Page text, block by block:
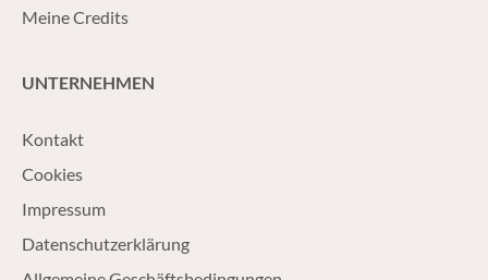
Meine Credits
UNTERNEHMEN
Kontakt
Cookies
Impressum
Datenschutzerklärung